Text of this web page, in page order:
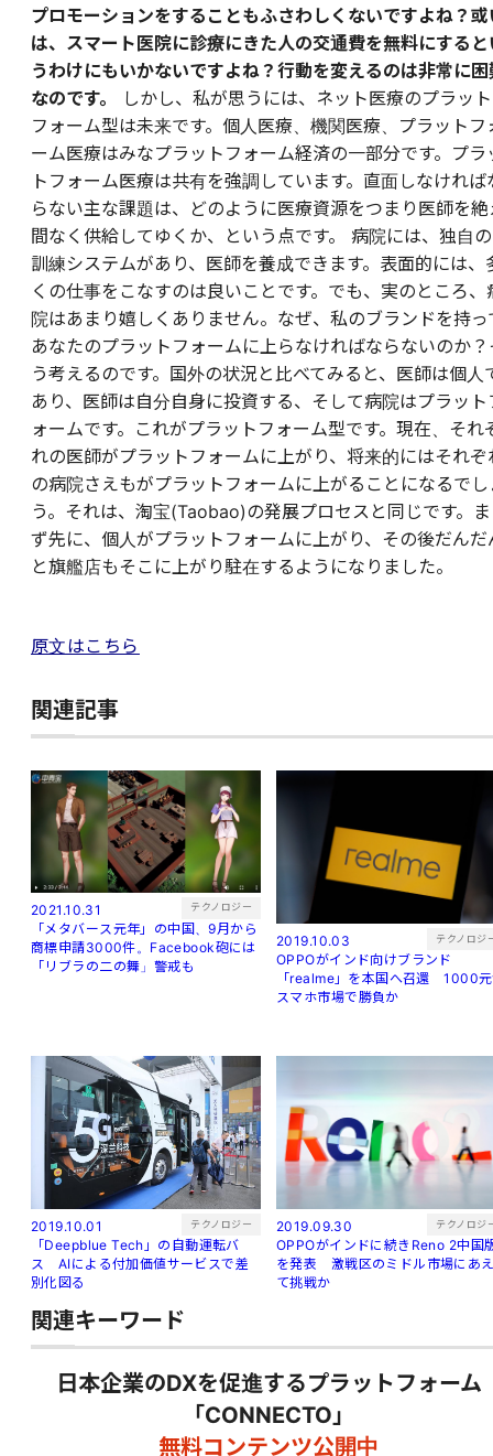
プロモーションをすることもふさわしくないですよね？或
は、スマート医院に診療にきた人の交通費を無料にすると
うわけにもいかないですよね？行動を変えるのは非常に困
なのです。
しかし、私が思うには、ネット医療のプラット
フォーム型は未来です。個人医療、機関医療、プラットフ
ーム医療はみなプラットフォーム経済の一部分です。プラ
トフォーム医療は共有を強調しています。直面しなければ
らない主な課題は、どのように医療資源をつまり医師を絶
間なく供給してゆくか、という点です。 病院には、独自の
訓練システムがあり、医師を養成できます。表面的には、
くの仕事をこなすのは良いことです。でも、実のところ、
院はあまり嬉しくありません。なぜ、私のブランドを持っ
あなたのプラットフォームに上らなければならないのか？
う考えるのです。国外の状況と比べてみると、医師は個人
あり、医師は自分自身に投資する、そして病院はプラット
ォームです。これがプラットフォーム型です。現在、それ
れの医師がプラットフォームに上がり、将来的にはそれぞ
の病院さえもがプラットフォームに上がることになるでし
う。それは、淘宝(Taobao)の発展プロセスと同じです。ま
ず先に、個人がプラットフォームに上がり、その後だんだ
と旗艦店もそこに上がり駐在するようになりました。
原文はこちら
関連記事
2021.10.31 テクノロジー
「メタバース元年」の中国、9月から
商標申請3000件。Facebook砲には
「リブラの二の舞」警戒も
2019.10.03 テクノロジ
OPPOがインド向けブランド
「realme」を本国へ召還 1000
スマホ市場で勝負か
2019.10.01 テクノロジー
「Deepblue Tech」の自動運転バ
ス AIによる付加価値サービスで差
別化図る
2019.09.30 テクノロジ
OPPOがインドに続きReno 2中国
を発表 激戦区のミドル市場にあ
て挑戦か
関連キーワード
日本企業のDXを促進するプラットフォーム
「CONNECTO」
無料コンテンツ公開中